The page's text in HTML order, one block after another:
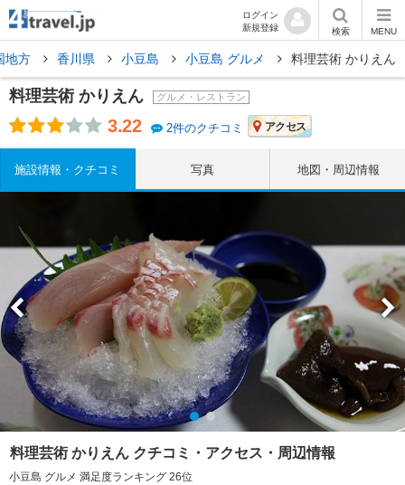
ログイン
新規登録
検索 MENU
地方 香川県 小豆島 小豆島 グルメ 料理芸術 かりえん
料理芸術 かりえん グルメ・レストラン
3.22 2件のクチコミ アクセス
施設情報・クチコミ 写真 地図・周辺情報
料理芸術 かりえん クチコミ・アクセス・周辺情報
小豆島 グルメ 満足度ランキング 26位